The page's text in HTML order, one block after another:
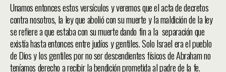
Unamos entonces estos versículos y veremos que el acta de decretos
contra nosotros, la ley que abolió con su muerte y la maldición de la ley
se refiere a que estaba con su muerte dando fin a la separación que
existía hasta entonces entre judíos y gentiles. Solo Israel era el pueblo
de Dios y los gentiles por no ser descendientes físicos de Abraham no
teníamos derecho a recibir la bendición prometida al padre de la fe.